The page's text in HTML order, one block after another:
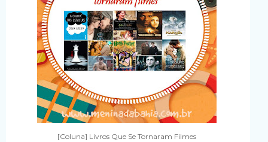
[Coluna] Livros Que Se Tornaram Filmes